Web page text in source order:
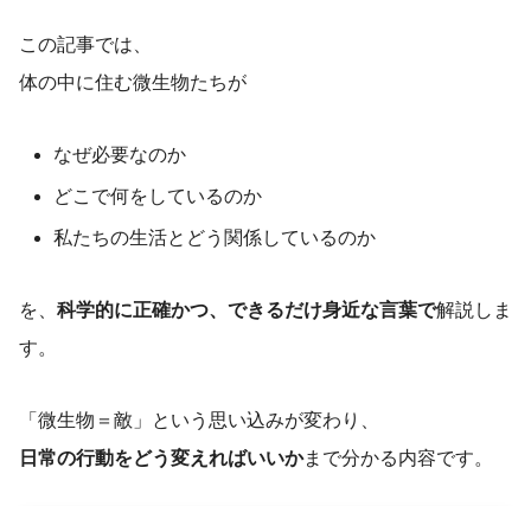
この記事では、
体の中に住む微生物たちが
なぜ必要なのか
どこで何をしているのか
私たちの生活とどう関係しているのか
を、 科学的に正確かつ、できるだけ身近な言葉で解説しま
す。
「微生物＝敵」という思い込みが変わり、
日常の行動をどう変えればいいかまで分かる内容です。